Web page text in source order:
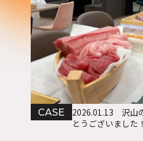
CASE 2026.01.13
沢山
とうございました！